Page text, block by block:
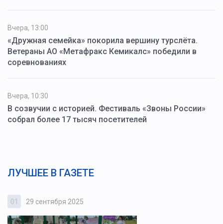
Вчера, 13:00
«Дружная семейка» покорила вершину турслёта.
Ветераны АО «Метафракс Кемикалс» победили в
соревнованиях
Вчера, 10:30
В созвучии с историей. Фестиваль «Звоны России»
собрал более 17 тысяч посетителей
ЛУЧШЕЕ В ГАЗЕТЕ
01 29 сентября 2025